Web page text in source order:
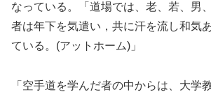
なっている。「道場では、老、若、男
者は年下を気遣い，共に汗を流し和気
ている。(アットホーム)」
「空手道を学んだ者の中からは、大学